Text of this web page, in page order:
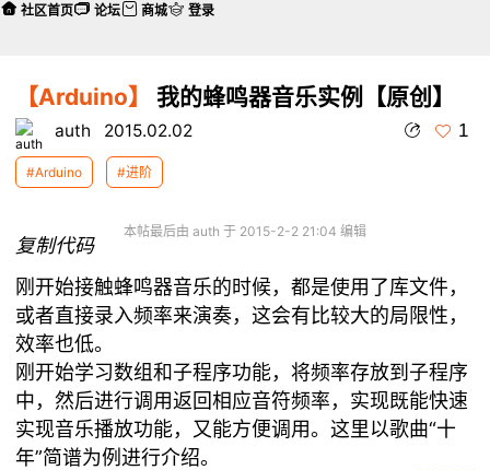
【Arduino】 我的蜂鸣器音乐实例【原创】
auth 2015.02.02 1
#Arduino #进阶
本帖最后由 auth 于 2015-2-2 21:04 编辑
复制代码
刚开始接触蜂鸣器音乐的时候，都是使用了库文件，
或者直接录入频率来演奏，这会有比较大的局限性，
效率也低。
刚开始学习数组和子程序功能，将频率存放到子程序
中，然后进行调用返回相应音符频率，实现既能快速
实现音乐播放功能，又能方便调用。这里以歌曲“十
年”简谱为例进行介绍。
社区首页 论坛 商城 登录